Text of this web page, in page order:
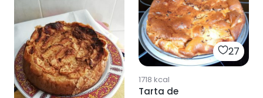
27
1718 kcal
Tarta de